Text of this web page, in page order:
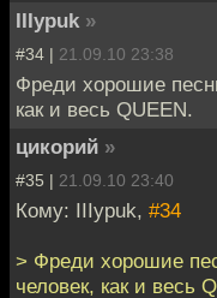
IIIypuk »
#34 | 21.09.10 23:38
Фреди хорошие
как и весь QUEEN.
цикорий »
#35 | 21.09.10 23:40
Кому: IIIypuk, #34
> Фреди хорошие
человек, как и весь